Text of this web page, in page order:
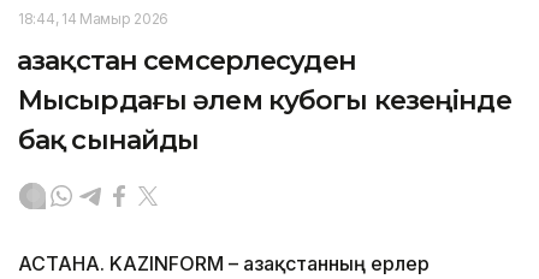
18:44, 14 Мамыр 2026
Қазақстан семсерлесуден
Мысырдағы әлем кубогы кезеңінде
бақ сынайды
АСТАНА. KAZINFORM – Қазақстанның ерлер